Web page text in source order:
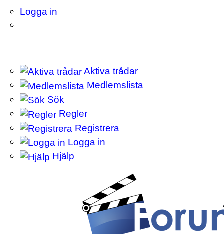
Logga in
Aktiva trådar
Medlemslista
Sök
Regler
Registrera
Logga in
Hjälp